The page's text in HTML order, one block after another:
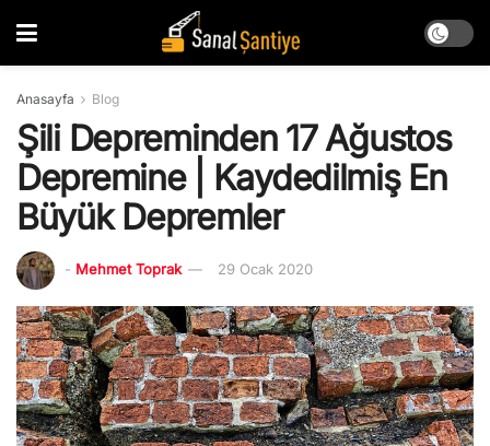
Anasayfa Blog
Şili Depreminden 17 Ağustos
Depremine | Kaydedilmiş En
Büyük Depremler
- Mehmet Toprak 29 Ocak 2020